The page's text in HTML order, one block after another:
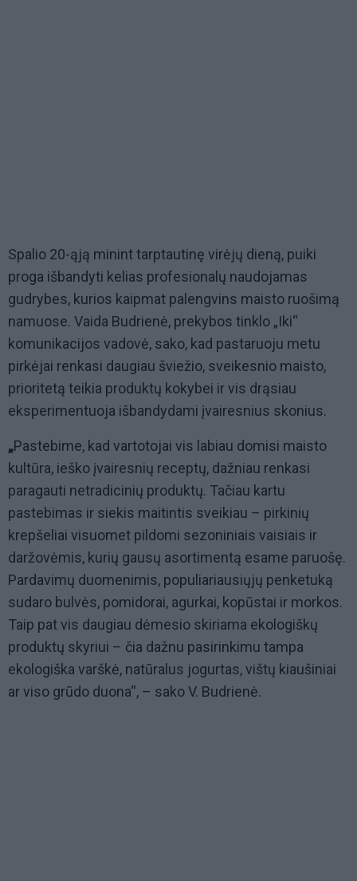
Spalio 20-ąją minint tarptautinę virėjų dieną, puiki
proga išbandyti kelias profesionalų naudojamas
gudrybes, kurios kaipmat palengvins maisto ruošimą
namuose. Vaida Budrienė, prekybos tinklo „Iki“
komunikacijos vadovė, sako, kad pastaruoju metu
pirkėjai renkasi daugiau šviežio, sveikesnio maisto,
prioritetą teikia produktų kokybei ir vis drąsiau
eksperimentuoja išbandydami įvairesnius skonius.
„Pastebime, kad vartotojai vis labiau domisi maisto
kultūra, ieško įvairesnių receptų, dažniau renkasi
paragauti netradicinių produktų. Tačiau kartu
pastebimas ir siekis maitintis sveikiau – pirkinių
krepšeliai visuomet pildomi sezoniniais vaisiais ir
daržovėmis, kurių gausų asortimentą esame paruošę.
Pardavimų duomenimis, populiariausiųjų penketuką
sudaro bulvės, pomidorai, agurkai, kopūstai ir morkos.
Taip pat vis daugiau dėmesio skiriama ekologiškų
produktų skyriui – čia dažnu pasirinkimu tampa
ekologiška varškė, natūralus jogurtas, vištų kiaušiniai
ar viso grūdo duona“, – sako V. Budrienė.